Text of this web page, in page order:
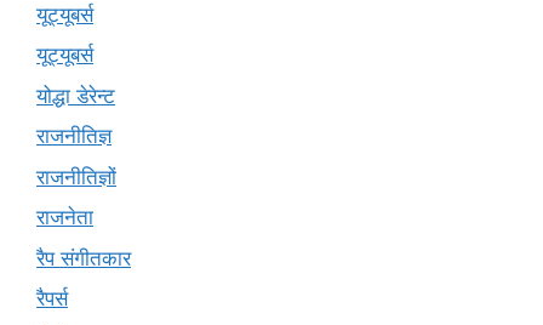
यूट्यूबर्स
यूट्‍यूबर्स
योद्धा डेरेन्ट
राजनीतिज्ञ
राजनीतिज्ञों
राजनेता
रैप संगीतकार
रैपर्स